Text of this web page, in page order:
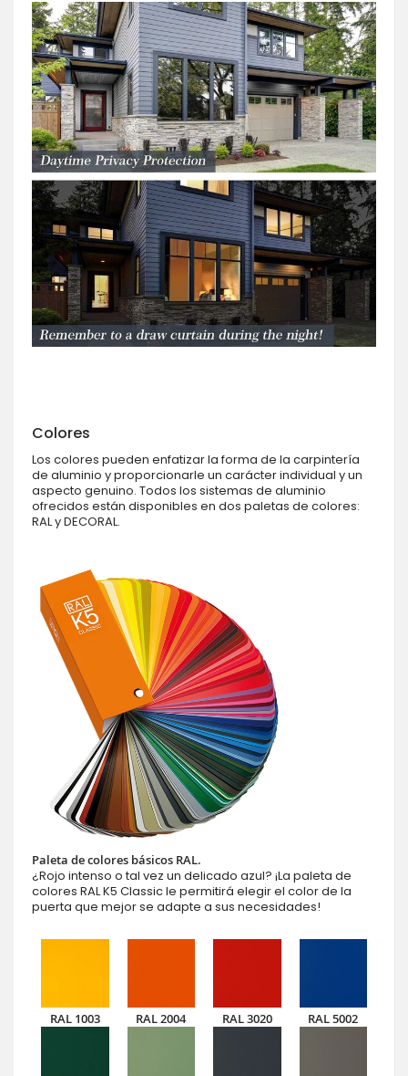
Colores
Los colores pueden enfatizar la forma de la carpintería
de aluminio y proporcionarle un carácter individual y un
aspecto genuino. Todos los sistemas de aluminio
ofrecidos están disponibles en dos paletas de colores:
RAL y DECORAL.
Paleta de colores básicos RAL.
¿Rojo intenso o tal vez un delicado azul? ¡La paleta de
colores RAL K5 Classic le permitirá elegir el color de la
puerta que mejor se adapte a sus necesidades!
RAL 1003 RAL 2004 RAL 3020 RAL 5002